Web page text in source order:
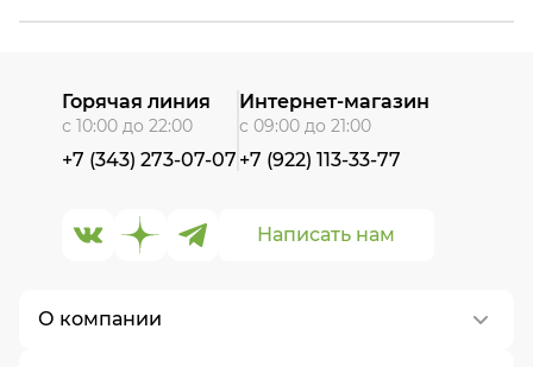
О компании
Написать нам
Горячая линия
с 10:00 до 22:00
+7 (343) 273-07-07
Интернет-магазин
с 09:00 до 21:00
+7 (922) 113-33-77